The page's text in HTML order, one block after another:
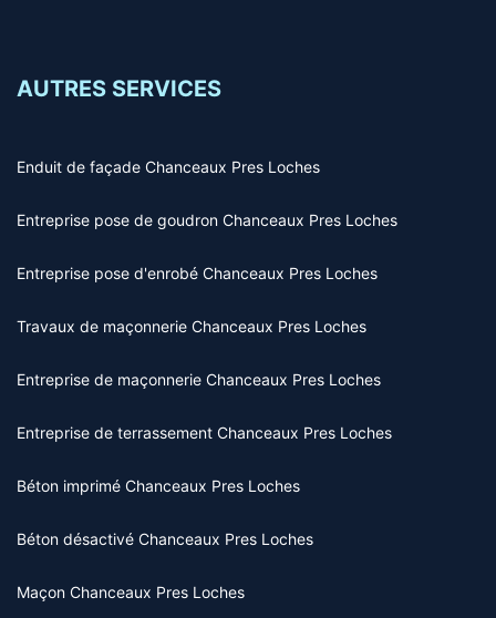
AUTRES SERVICES
Enduit de façade Chanceaux Pres Loches
Entreprise pose de goudron Chanceaux Pres Loches
Entreprise pose d'enrobé Chanceaux Pres Loches
Travaux de maçonnerie Chanceaux Pres Loches
Entreprise de maçonnerie Chanceaux Pres Loches
Entreprise de terrassement Chanceaux Pres Loches
Béton imprimé Chanceaux Pres Loches
Béton désactivé Chanceaux Pres Loches
Maçon Chanceaux Pres Loches